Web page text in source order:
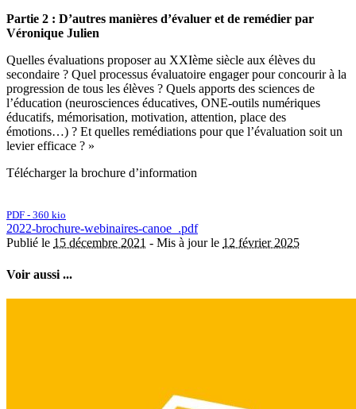
Partie 2 : D’autres manières d’évaluer et de remédier par
Véronique Julien
Quelles évaluations proposer au XXIème siècle aux élèves du
secondaire ? Quel processus évaluatoire engager pour concourir à la
progression de tous les élèves ? Quels apports des sciences de
l’éducation (neurosciences éducatives, ONE-outils numériques
éducatifs, mémorisation, motivation, attention, place des
émotions…) ? Et quelles remédiations pour que l’évaluation soit un
levier efficace ? »
Télécharger la brochure d’information
PDF - 360 kio
2022-brochure-webinaires-canoe_.pdf
Publié le 15 décembre 2021 - Mis à jour le 12 février 2025
Voir aussi ...